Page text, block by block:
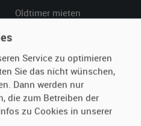
Oldtimer mieten
Service
Hilfe
Häufige Fragen (FAQ)
Service zu optimieren
Sie das nicht wünschen,
Dann werden nur
die zum Betreiben der
zu Cookies in unserer